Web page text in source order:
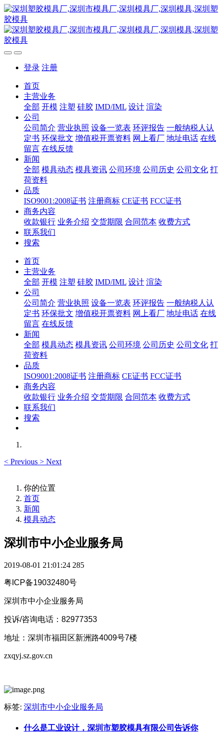
登录 注册
首页
主营业务
全部 开模 注塑 硅胶 IMD/IML 设计 渲染
公司
公司简介 营业执照 设备一览表 环评报告 一般纳税人认
定书 环保批文 增值税开票资料 网上看厂 地址电话 在线
留言 在线反馈
新闻
全部 模具动态 模具资讯 公司环境 公司历史 公司文化 打
荷资料
品质
ISO9001:2008证书 注册商标 CE证书 FCC证书
商务内容
收款银行 业务介绍 交货期限 合同范本 收费方式
联系我们
搜索
首页
主营业务
全部 开模 注塑 硅胶 IMD/IML 设计 渲染
公司
公司简介 营业执照 设备一览表 环评报告 一般纳税人认
定书 环保批文 增值税开票资料 网上看厂 地址电话 在线
留言 在线反馈
新闻
全部 模具动态 模具资讯 公司环境 公司历史 公司文化 打
荷资料
品质
ISO9001:2008证书 注册商标 CE证书 FCC证书
商务内容
收款银行 业务介绍 交货期限 合同范本 收费方式
联系我们
搜索
< Previous > Next
你的位置
首页
新闻
模具动态
深圳市中小企业服务局
2019-08-01 21:01:24 285
粤ICP备19032480号
深圳市中小企业服务局
投诉/咨询电话：82977353
地址：深圳市福田区新洲路4009号7楼
zxqyj.sz.gov.cn
标签: 深圳市中小企业服务局
什么是工业设计，深圳市塑胶模具有限公司告诉你